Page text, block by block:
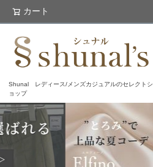
Shunal レディース/メンズカジュアルのセレクトシ
ョップ
カート